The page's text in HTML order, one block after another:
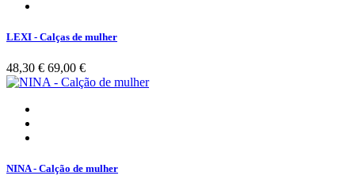
LEXI - Calças de mulher
48,30 € 69,00 €
NINA - Calção de mulher